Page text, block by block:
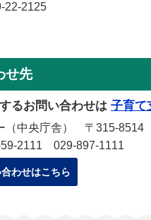
22-2125
せ先
るお問い合わせは 子育て
（中央庁舎） 〒315-
59-2111 029-897-1111
わせはこちら